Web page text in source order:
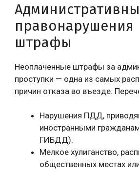
правонарушения
штрафы
Неоплаченные штрафы за
проступки — одна из самых
причин отказа во въезде.
Нарушения ПДД,
иностранными
ГИБДД).
Мелкое хулиганство,
общественных местах